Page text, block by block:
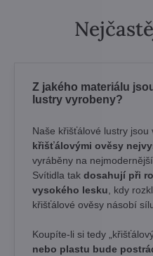
Z jakého materiálu
lustry vyrobeny?
Naše křišťálové lustry jsou
křišťálovými ověsy
vyráběny na
Svítidla tak dosahují při
vysokého lesku, kdy
křišťálové ověsy násobí
Koupíte-li si tedy
nebo plastu bude